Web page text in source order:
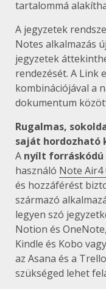
tartalommá
A jegyzetek
Notes alkalmazás
jegyzetek
rendezését. A Link
kombinációjával a
dokumentum
Rugalmas,
saját hordozható
A nyílt forráskódú
használó Note Air4
és hozzáférést
származó
legyen szó
Notion és
Kindle és Kobo
az Asana és a
szükséged lehet